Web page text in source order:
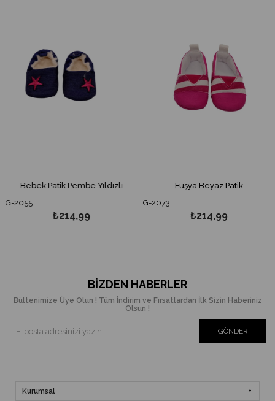
Bebek Patik Pembe Yıldızlı
G-2055
₺214,99
Fuşya Beyaz Patik
G-2073
₺214,99
BIZDEN HABERLER
Bültenimize Üye Olun ! Tüm İndirim ve Fırsatlardan İlk Sizin Haberiniz
Olsun !
GÖNDER
Kurumsal